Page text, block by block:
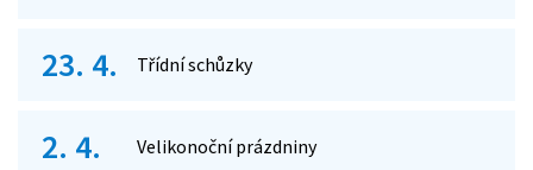
23. 4. Třídní schůzky
2. 4. Velikonoční prázdniny